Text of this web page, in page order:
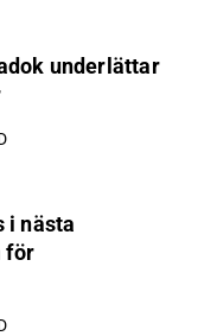
underlättar
i nästa
för